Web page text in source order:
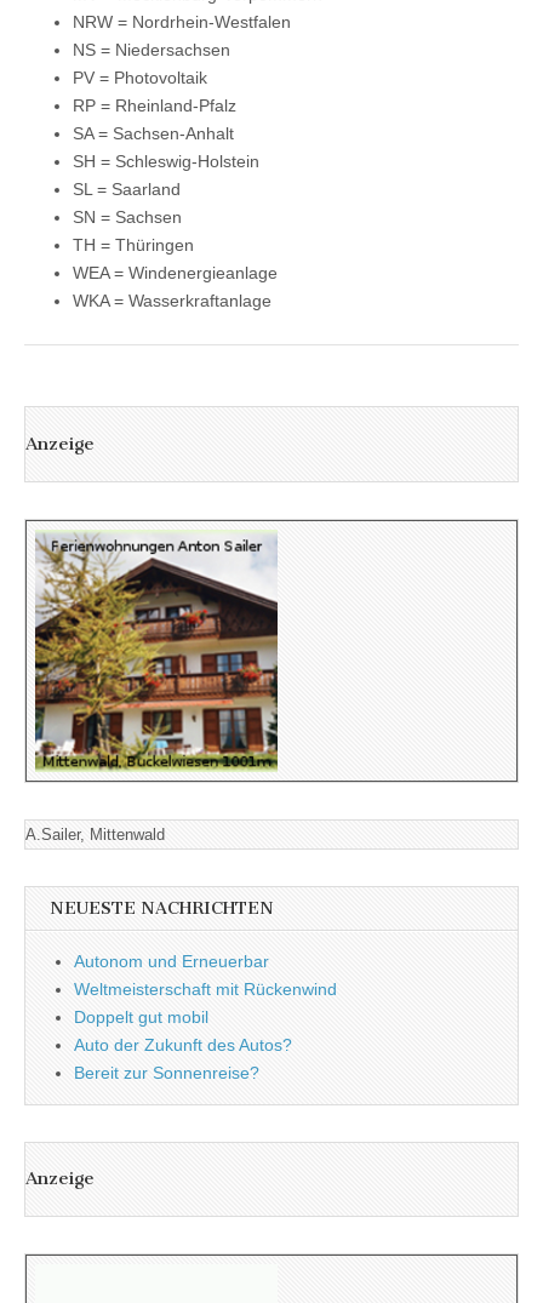
NRW = Nordrhein-Westfalen
NS = Niedersachsen
PV = Photovoltaik
RP = Rheinland-Pfalz
SA = Sachsen-Anhalt
SH = Schleswig-Holstein
SL = Saarland
SN = Sachsen
TH = Thüringen
WEA = Windenergieanlage
WKA = Wasserkraftanlage
Anzeige
A.Sailer, Mittenwald
NEUESTE NACHRICHTEN
Autonom und Erneuerbar
Weltmeisterschaft mit Rückenwind
Doppelt gut mobil
Auto der Zukunft des Autos?
Bereit zur Sonnenreise?
Anzeige